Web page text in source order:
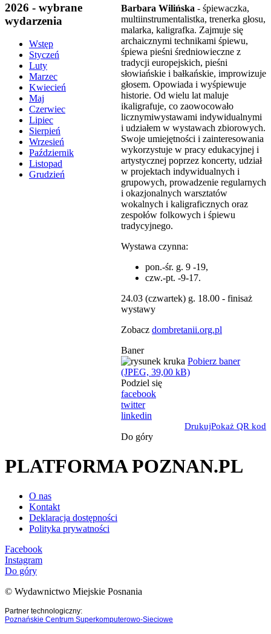
2026 - wybrane
wydarzenia
Wstęp
Styczeń
Luty
Marzec
Kwiecień
Maj
Czerwiec
Lipiec
Sierpień
Wrzesień
Październik
Listopad
Grudzień
Barbara Wilińska - śpiewaczka,
multiinstrumentalistka, trenerka głosu,
malarka, kaligrafka. Zajmuje się
archaicznymi technikami śpiewu,
śpiewa pieśni średniowieczne z
tradycji europejskich, pieśni
słowiańskie i bałkańskie, improwizuje
głosem. Opowiada i wyśpiewuje
historie. Od wielu lat maluje
ikaligrafuje, co zaowocowało
licznymiwystawami indywidualnymi
i udziałem w wystawach zbiorowych.
Swoje umiejętności i zainteresowania
wykorzystuje w pracy edukacyjnej i
artystycznej poprzez koncerty, udział
w projektach indywidualnych i
grupowych, prowadzenie regularnych
i okazjonalnych warsztatów
wokalnych i kaligraficznych oraz
zespołów folkowych i śpiewu
tradycyjnego.
Wystawa czynna:
pon.-śr. g. 9 -19,
czw.-pt. -9-17.
24.03 (czwartek) g. 18.00 - finisaż
wystawy
Zobacz dombretanii.org.pl
Baner
Pobierz baner
(JPEG, 39,00 kB)
Podziel się
facebook
twitter
linkedin
DrukujPokaż QR kod
Do góry
PLATFORMA POZNAN.PL
O nas
Kontakt
Deklaracja dostępności
Polityka prywatności
Facebook
Instagram
Do góry
© Wydawnictwo Miejskie Posnania
Partner technologiczny:
Poznańskie Centrum Superkomputerowo-Sieciowe